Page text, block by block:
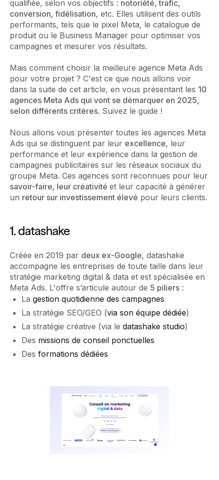
qualifiée, selon vos objectifs : notoriété, trafic,
conversion, fidélisation, etc. Elles utilisent des outils
performants, tels que le pixel Meta, le catalogue de
produit ou le Business Manager pour optimiser vos
campagnes et mesurer vos résultats.
Mais comment choisir la meilleure agence Meta Ads
pour votre projet ? C'est ce que nous allons voir
dans la suite de cet article, en vous présentant les 10
agences Meta Ads qui vont se démarquer en 2025,
selon différents critères. Suivez le guide !
Nous allons vous présenter toutes les agences Meta
Ads qui se distinguent par leur excellence, leur
performance et leur expérience dans la gestion de
campagnes publicitaires sur les réseaux sociaux du
groupe Meta. Ces agences sont reconnues pour leur
savoir-faire, leur créativité et leur capacité à générer
un retour sur investissement élevé pour leurs clients.
1. datashake
Créée en 2019 par deux ex-Google, datashake
accompagne les entreprises de toute taille dans leur
stratégie marketing digital & data et est spécialisée en
Meta Ads. L'offre s’articule autour de 5 piliers :
La gestion quotidienne des campagnes
La stratégie SEO/GEO (via son équipe dédiée)
La stratégie créative (via le datashake studio)
Des missions de conseil ponctuelles
Des formations dédiées